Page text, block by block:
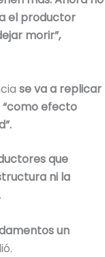
el productor
morir”,
se va a replicar
“como efecto
que
ni la
un